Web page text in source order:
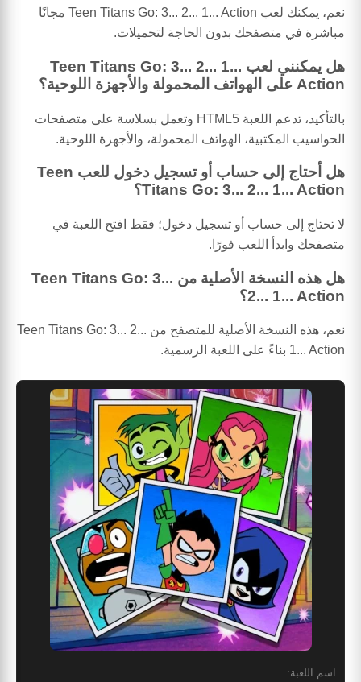
نعم، يمكنك لعب Teen Titans Go: 3... 2... 1... Action مجانًا
مباشرة في متصفحك بدون الحاجة لتحميلات.
هل يمكنني لعب Teen Titans Go: 3... 2... 1...
Action على الهواتف المحمولة والأجهزة اللوحية؟
بالتأكيد، تدعم اللعبة HTML5 وتعمل بسلاسة على متصفحات
الحواسيب المكتبية، الهواتف المحمولة، والأجهزة اللوحية.
هل أحتاج إلى حساب أو تسجيل دخول للعب Teen
Titans Go: 3... 2... 1... Action؟
لا تحتاج إلى حساب أو تسجيل دخول؛ فقط افتح اللعبة في
متصفحك وابدأ اللعب فورًا.
هل هذه النسخة الأصلية من Teen Titans Go: 3...
2... 1... Action؟
نعم، هذه النسخة الأصلية للمتصفح من Teen Titans Go: 3... 2...
1... Action بناءً على اللعبة الرسمية.
اسم اللعبة: